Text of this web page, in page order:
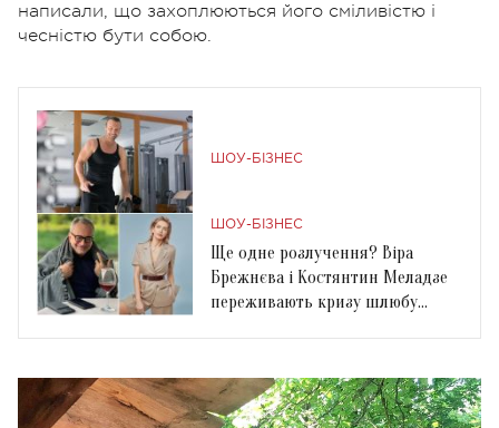
написали, що захоплюються його сміливістю і
чесністю бути собою.
ШОУ-БІЗНЕС
ШОУ-БІЗНЕС
Ще одне розлучення? Віра
Брежнєва і Костянтин Меладзе
переживають кризу шлюбу